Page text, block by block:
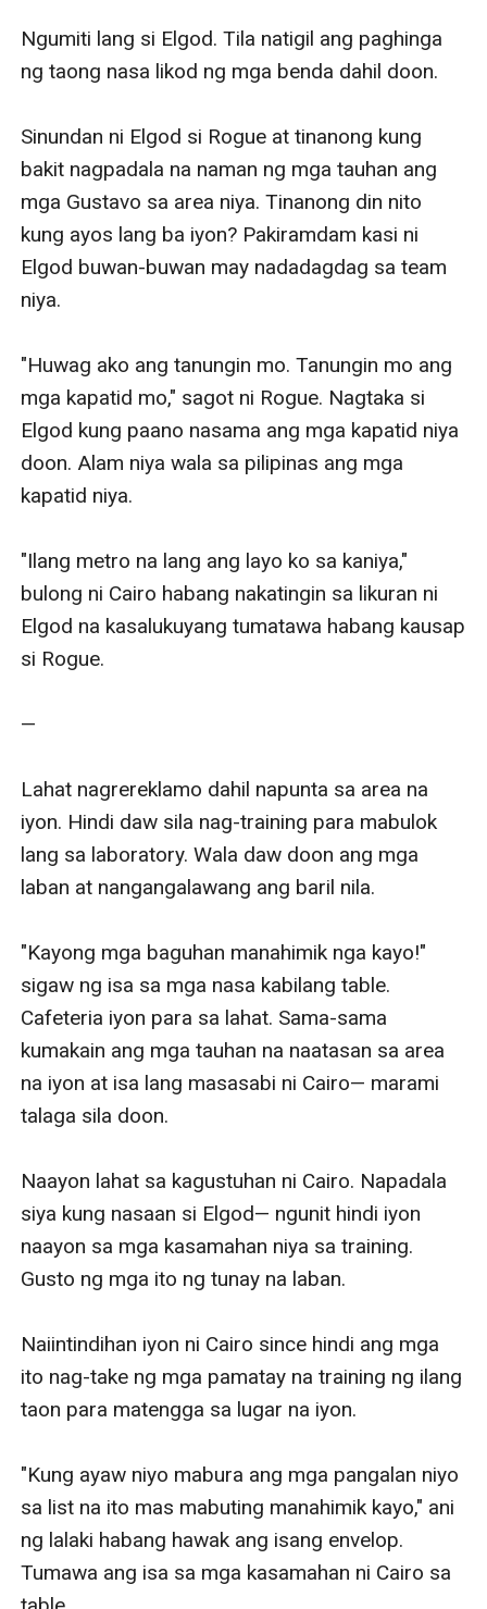
Ngumiti lang si Elgod. Tila natigil ang paghinga
ng taong nasa likod ng mga benda dahil doon.
Sinundan ni Elgod si Rogue at tinanong kung
bakit nagpadala na naman ng mga tauhan ang
mga Gustavo sa area niya. Tinanong din nito
kung ayos lang ba iyon? Pakiramdam kasi ni
Elgod buwan-buwan may nadadagdag sa team
niya.
"Huwag ako ang tanungin mo. Tanungin mo ang
mga kapatid mo," sagot ni Rogue. Nagtaka si
Elgod kung paano nasama ang mga kapatid niya
doon. Alam niya wala sa pilipinas ang mga
kapatid niya.
"Ilang metro na lang ang layo ko sa kaniya,"
bulong ni Cairo habang nakatingin sa likuran ni
Elgod na kasalukuyang tumatawa habang kausap
si Rogue.
—
Lahat nagrereklamo dahil napunta sa area na
iyon. Hindi daw sila nag-training para mabulok
lang sa laboratory. Wala daw doon ang mga
laban at nangangalawang ang baril nila.
"Kayong mga baguhan manahimik nga kayo!"
sigaw ng isa sa mga nasa kabilang table.
Cafeteria iyon para sa lahat. Sama-sama
kumakain ang mga tauhan na naatasan sa area
na iyon at isa lang masasabi ni Cairo— marami
talaga sila doon.
Naayon lahat sa kagustuhan ni Cairo. Napadala
siya kung nasaan si Elgod— ngunit hindi iyon
naayon sa mga kasamahan niya sa training.
Gusto ng mga ito ng tunay na laban.
Naiintindihan iyon ni Cairo since hindi ang mga
ito nag-take ng mga pamatay na training ng ilang
taon para matengga sa lugar na iyon.
"Kung ayaw niyo mabura ang mga pangalan niyo
sa list na ito mas mabuting manahimik kayo," ani
ng lalaki habang hawak ang isang envelop.
Tumawa ang isa sa mga kasamahan ni Cairo sa